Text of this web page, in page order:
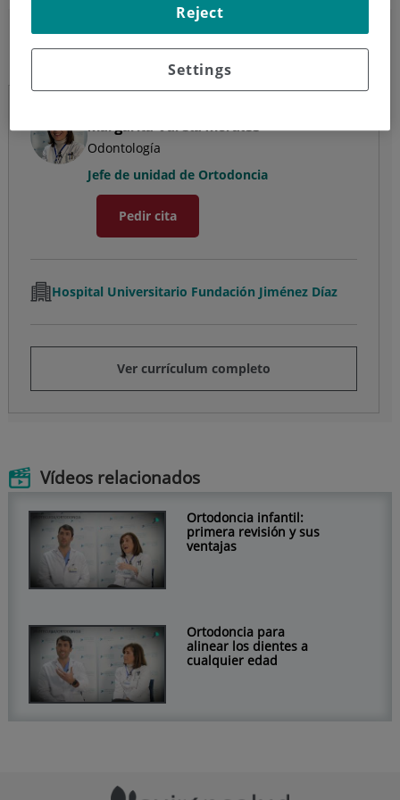
Margarita Varela Morales
Margarita Varela Morales
Odontología
Jefe de unidad de Ortodoncia
Pedir cita
Hospital Universitario Fundación Jiménez Díaz
Ver currículum completo
Vídeos relacionados
Ortodoncia infantil:
primera revisión y sus
ventajas
Ortodoncia para
alinear los dientes a
cualquier edad
Settings
Reject